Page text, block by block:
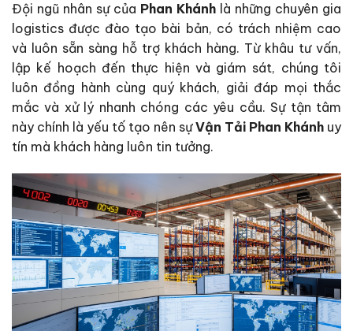
Đội ngũ nhân sự của Phan Khánh là những chuyên gia
logistics được đào tạo bài bản, có trách nhiệm cao
và luôn sẵn sàng hỗ trợ khách hàng. Từ khâu tư vấn,
lập kế hoạch đến thực hiện và giám sát, chúng tôi
luôn đồng hành cùng quý khách, giải đáp mọi thắc
mắc và xử lý nhanh chóng các yêu cầu. Sự tận tâm
này chính là yếu tố tạo nên sựVận Tải Phan Khánh uy
tín mà khách hàng luôn tin tưởng.